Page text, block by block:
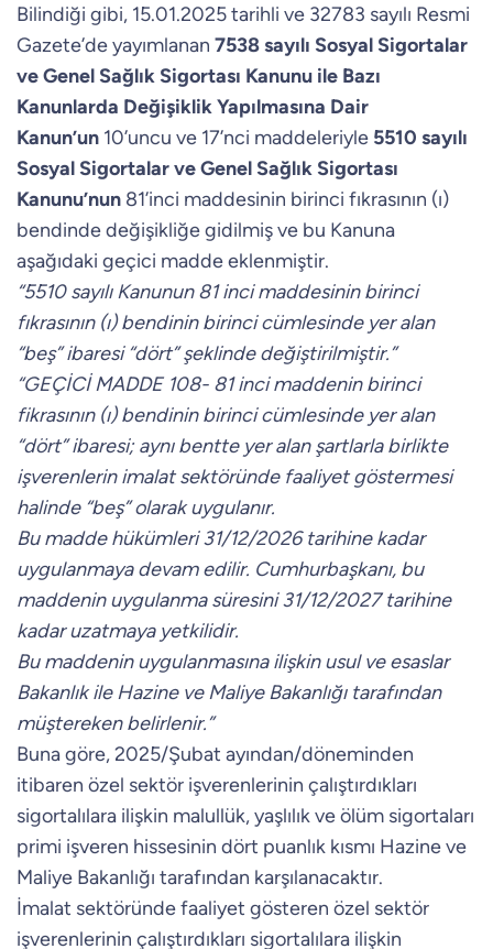
Bilindiği gibi, 15.01.2025 tarihli ve 32783 sayılı Resmi
Gazete’de yayımlanan 7538 sayılı Sosyal Sigortalar
ve Genel Sağlık Sigortası Kanunu ile Bazı
Kanunlarda Değişiklik Yapılmasına Dair
Kanun’un 10’uncu ve 17’nci maddeleriyle 5510 sayılı
Sosyal Sigortalar ve Genel Sağlık Sigortası
Kanunu’nun 81’inci maddesinin birinci fıkrasının (ı)
bendinde değişikliğe gidilmiş ve bu Kanuna
aşağıdaki geçici madde eklenmiştir.
“5510 sayılı Kanunun 81 inci maddesinin birinci
fıkrasının (ı) bendinin birinci cümlesinde yer alan
“beş” ibaresi “dört” şeklinde değiştirilmiştir.”
“GEÇİCİ MADDE 108- 81 inci maddenin birinci
fikrasının (ı) bendinin birinci cümlesinde yer alan
“dört” ibaresi; aynı bentte yer alan şartlarla birlikte
işverenlerin imalat sektöründe faaliyet göstermesi
halinde “beş” olarak uygulanır.
Bu madde hükümleri 31/12/2026 tarihine kadar
uygulanmaya devam edilir. Cumhurbaşkanı, bu
maddenin uygulanma süresini 31/12/2027 tarihine
kadar uzatmaya yetkilidir.
Bu maddenin uygulanmasına ilişkin usul ve esaslar
Bakanlık ile Hazine ve Maliye Bakanlığı tarafından
müştereken belirlenir.”
Buna göre, 2025/Şubat ayından/döneminden
itibaren özel sektör işverenlerinin çalıştırdıkları
sigortalılara ilişkin malullük, yaşlılık ve ölüm sigortaları
primi işveren hissesinin dört puanlık kısmı Hazine ve
Maliye Bakanlığı tarafından karşılanacaktır.
İmalat sektöründe faaliyet gösteren özel sektör
işverenlerinin çalıştırdıkları sigortalılara ilişkin